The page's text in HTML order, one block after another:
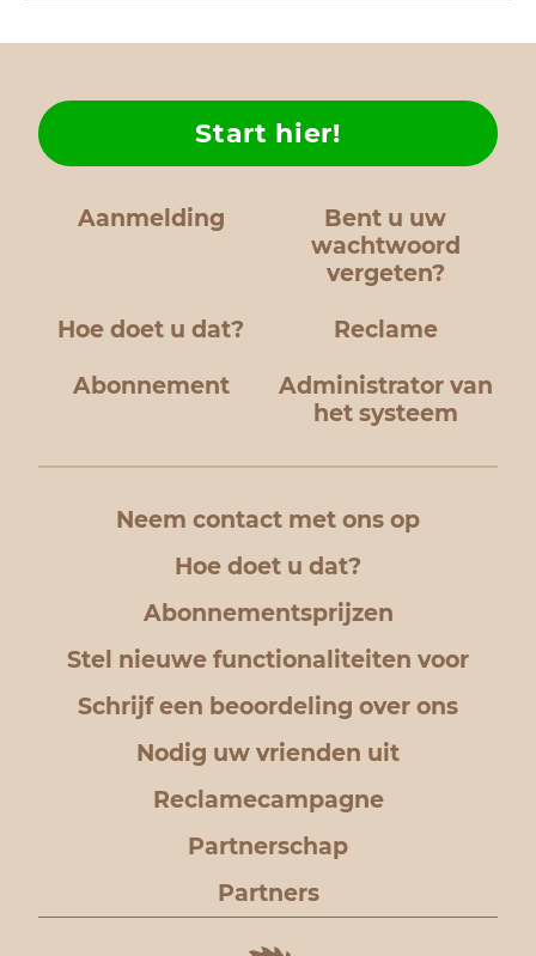
Aanmelding
Bent u uw
wachtwoord
vergeten?
Hoe doet u dat?
Start hier!
Reclame
Abonnement
Administrator van
het systeem
Neem contact met ons op
Hoe doet u dat?
Abonnementsprijzen
Stel nieuwe functionaliteiten voor
Schrijf een beoordeling over ons
Nodig uw vrienden uit
Reclamecampagne
Partnerschap
Partners